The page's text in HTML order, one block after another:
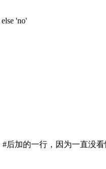
else 'no'
#后加的一行，因为一直没看